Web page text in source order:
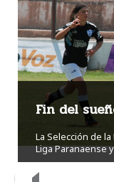
Fin del
La Selección de
Liga Paranaense